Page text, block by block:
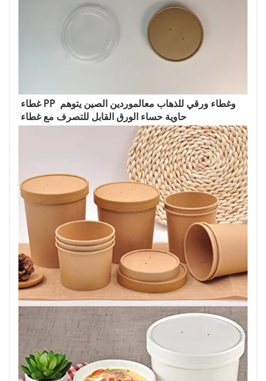
غطاء PP وغطاء ورقي للذهاب مع
حاوية حساء الورق القابل للتصرف مع غطاء